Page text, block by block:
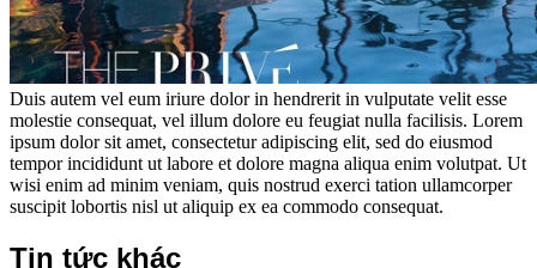
Duis autem vel eum iriure dolor in hendrerit in vulputate velit esse
molestie consequat, vel illum dolore eu feugiat nulla facilisis. Lorem
ipsum dolor sit amet, consectetur adipiscing elit, sed do eiusmod
tempor incididunt ut labore et dolore magna aliqua enim volutpat. Ut
wisi enim ad minim veniam, quis nostrud exerci tation ullamcorper
suscipit lobortis nisl ut aliquip ex ea commodo consequat.
Tin tức khác